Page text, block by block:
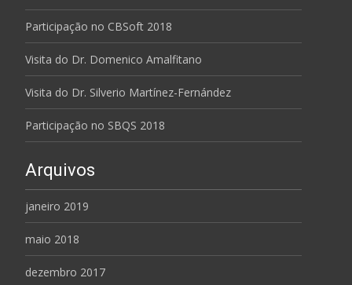
Participação no CBSoft 2018
Visita do Dr. Domenico Amalfitano
Visita do Dr. Silverio Martínez-Fernández
Participação no SBQS 2018
Arquivos
janeiro 2019
maio 2018
dezembro 2017